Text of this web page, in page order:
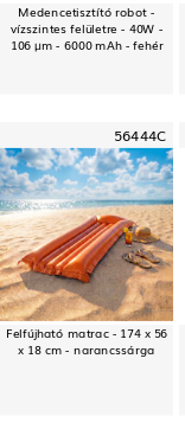
Medencetisztító robot -
vízszintes felületre - 40W -
106 μm - 6000 mAh - fehér
56444C
Felfújható matrac - 174 x 56
x 18 cm - narancssárga